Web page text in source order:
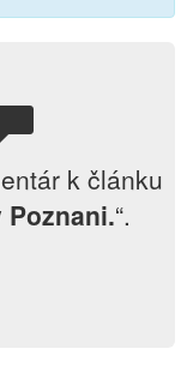
k článku
Poznani.“.